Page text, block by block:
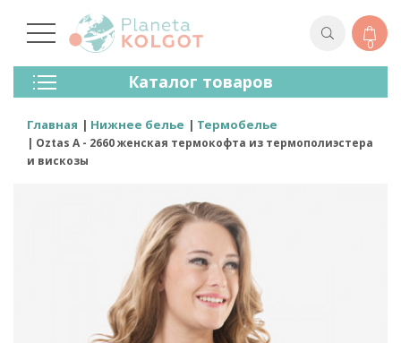
0
Каталог товаров
Колготки
Чулки
Лосины (леггинсы)
Носки И Гольфы
Главная Нижнее белье Термобелье
Oztas A - 2660 женская термокофта из термополиэстера
и вискозы